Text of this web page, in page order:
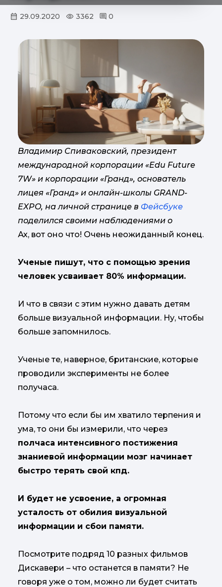
29.09.2020 3362 0
Владимир Спиваковский, президент
международной корпорации «Edu Future
7W» и корпорации «Гранд», основатель
лицея «Гранд» и онлайн-школы GRAND-
EXPO, на личной странице в Фейсбуке
поделился своими наблюдениями о
Ах, вот оно что! Очень неожиданный конец.
Ученые пишут, что с помощью зрения
человек усваивает 80% информации.
И что в связи с этим нужно давать детям
больше визуальной информации. Ну, чтобы
больше запомнилось.
Ученые те, наверное, британские, которые
проводили эксперименты не более
получаса.
Потому что если бы им хватило терпения и
ума, то они бы измерили, что через
полчаса интенсивного постижения
знаниевой информации мозг начинает
быстро терять свой кпд.
И будет не усвоение, а огромная
усталость от обилия визуальной
информации и сбои памяти.
Посмотрите подряд 10 разных фильмов
Дискавери – что останется в памяти? Не
говоря уже о том, можно ли будет считать